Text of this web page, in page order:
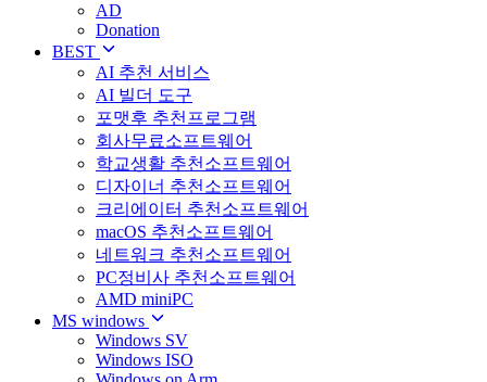
AD
Donation
BEST
AI 추천 서비스
AI 빌더 도구
포맷후 추천프로그램
회사무료소프트웨어
학교생활 추천소프트웨어
디자이너 추천소프트웨어
크리에이터 추천소프트웨어
macOS 추천소프트웨어
네트워크 추천소프트웨어
PC정비사 추천소프트웨어
AMD miniPC
MS windows
Windows SV
Windows ISO